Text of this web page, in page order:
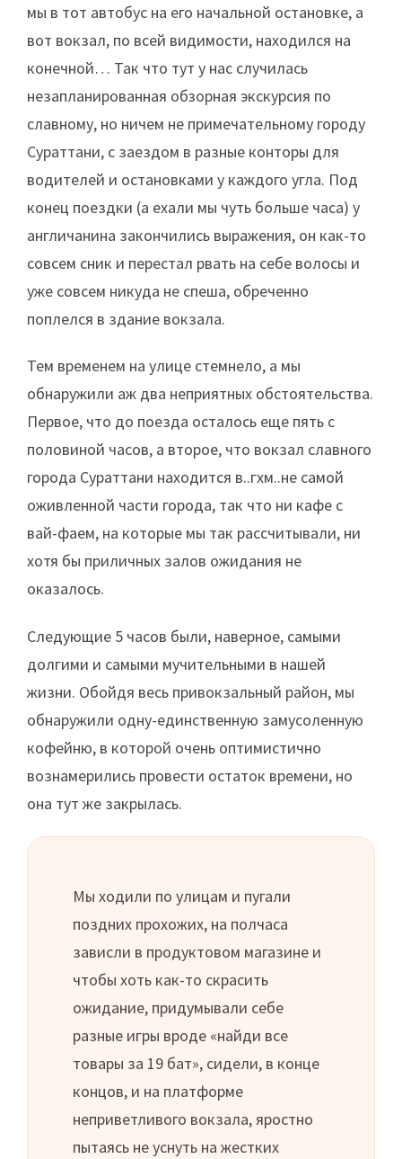
мы в тот автобус на его начальной остановке, а
вот вокзал, по всей видимости, находился на
конечной… Так что тут у нас случилась
незапланированная обзорная экскурсия по
славному, но ничем не примечательному городу
Сураттани, с заездом в разные конторы для
водителей и остановками у каждого угла. Под
конец поездки (а ехали мы чуть больше часа) у
англичанина закончились выражения, он как-то
совсем сник и перестал рвать на себе волосы и
уже совсем никуда не спеша, обреченно
поплелся в здание вокзала.
Тем временем на улице стемнело, а мы
обнаружили аж два неприятных обстоятельства.
Первое, что до поезда осталось еще пять с
половиной часов, а второе, что вокзал славного
города Сураттани находится в..гхм..не самой
оживленной части города, так что ни кафе с
вай-фаем, на которые мы так рассчитывали, ни
хотя бы приличных залов ожидания не
оказалось.
Следующие 5 часов были, наверное, самыми
долгими и самыми мучительными в нашей
жизни. Обойдя весь привокзальный район, мы
обнаружили одну-единственную замусоленную
кофейню, в которой очень оптимистично
вознамерились провести остаток времени, но
она тут же закрылась.
Мы ходили по улицам и пугали
поздних прохожих, на полчаса
зависли в продуктовом магазине и
чтобы хоть как-то скрасить
ожидание, придумывали себе
разные игры вроде «найди все
товары за 19 бат», сидели, в конце
концов, и на платформе
неприветливого вокзала, яростно
пытаясь не уснуть на жестких